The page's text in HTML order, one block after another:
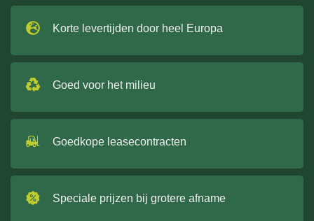
Korte levertijden door heel Europa
Goed voor het milieu
Goedkope leasecontracten
Speciale prijzen bij grotere afname